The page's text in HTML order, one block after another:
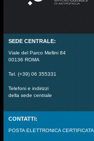
SEDE CENTRALE:
Viale del Parco Mellini 84
00136 ROMA
Tel. (+39) 06 355331
Telefoni e indirizzi
della sede centrale
CONTATTI:
POSTA ELETTRONICA CERTIFICATA